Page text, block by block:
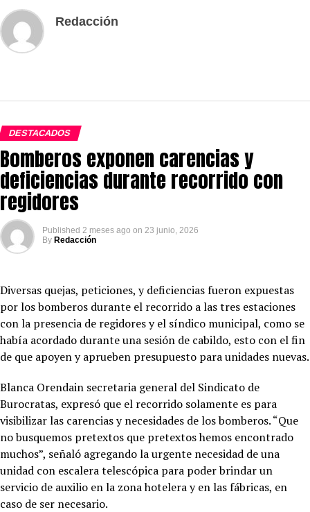
Redacción
DESTACADOS
Bomberos exponen carencias y
deficiencias durante recorrido con
regidores
Published 2 meses ago on 23 junio, 2026
By Redacción
Diversas quejas, peticiones, y deficiencias fueron expuestas
por los bomberos durante el recorrido a las tres estaciones
con la presencia de regidores y el síndico municipal, como se
había acordado durante una sesión de cabildo, esto con el fin
de que apoyen y aprueben presupuesto para unidades nuevas.
Blanca Orendain secretaria general del Sindicato de
Burocratas, expresó que el recorrido solamente es para
visibilizar las carencias y necesidades de los bomberos. “Que
no busquemos pretextos que pretextos hemos encontrado
muchos”, señaló agregando la urgente necesidad de una
unidad con escalera telescópica para poder brindar un
servicio de auxilio en la zona hotelera y en las fábricas, en
caso de ser necesario.